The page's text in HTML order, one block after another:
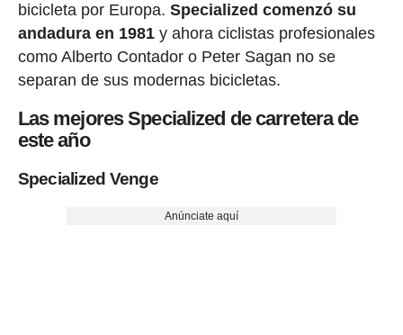
bicicleta por Europa. Specialized comenzó su
andadura en 1981y ahora ciclistas profesionales
como Alberto Contador o Peter Sagan no se
separan de sus modernas bicicletas.
Las mejores Specialized de carretera de
este año
Specialized Venge
Anúnciate aquí